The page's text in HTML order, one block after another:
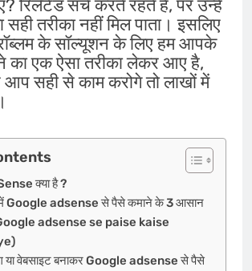
रिलेटेड सर्च करते रहते हैं, पर उन्हें
तरीका नहीं मिल पाता। इसलिए
के सॉल्यूशन के लिए हम आपके
का एक ऐसा तरीका लेकर आए है,
सही से काम करोगे तो लाखों में
क्या है ?
Google adsense से पैसे कमाने के 3 आसान
adsense se paise kaise
या वेबसाइट बनाकर Google adsense से पैसे